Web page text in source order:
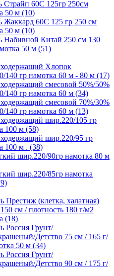
Страйп 60С 125гр 250см
50 м (10)
Жаккард 60С 125 гр 250 см
50 м (10)
Набивной Китай 250 см 130
50 м (51)
Хлопок
140 гр намотка 60 м - 80 м (17)
смесовой 50%/50%
140 гр намотка 60 м (34)
смесовой 70%/30%
140 гр намотка 60 м (13)
шир.220/105 гр
100 м (58)
шир.220/95 гр
100 м . (38)
шир.220/90гр намотка 80 м
шир.220/85гр намотка
Престиж (клетка, халатная)
см / плотность 180 г/м2
(18)
Россия Грунт/
Детство 75 см / 165 г/
50 м (34)
Россия Грунт/
Детство 90 см / 175 г/